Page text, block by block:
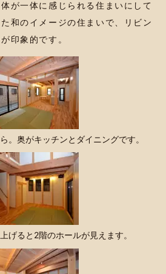
が一体に感じられる住まいにして
和のイメージの住まいで、リビン
印象的です。
。奥がキッチンとダイニングです。
げると2階のホールが見えます。